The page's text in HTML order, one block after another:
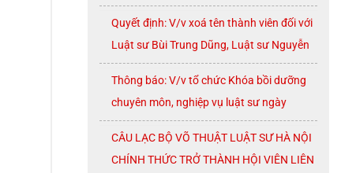
07/2026
Quyết định: V/v xoá tên thành viên đối với
Luật sư Bùi Trung Dũng, Luật sư Nguyễn
Thị Huế, Luật sư Trần Đình Triển, Luật sư
Lê Thị Oanh
Thông báo: V/v tổ chức Khóa bồi dưỡng
chuyên môn, nghiệp vụ luật sư ngày
08/8/2026 ( thứ Bảy)
CÂU LẠC BỘ VÕ THUẬT LUẬT SƯ HÀ NỘI
CHÍNH THỨC TRỞ THÀNH HỘI VIÊN LIÊN